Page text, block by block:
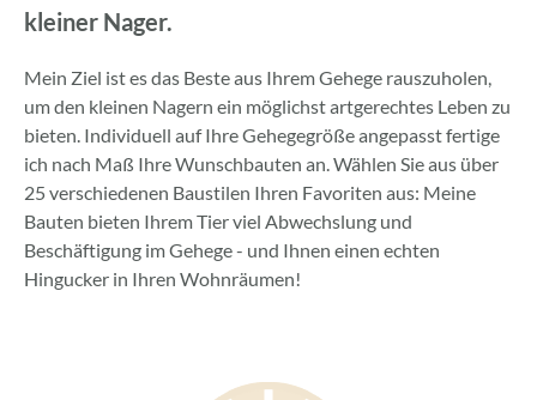
kleiner Nager.
Mein Ziel ist es das Beste aus Ihrem Gehege rauszuholen,
um den kleinen Nagern ein möglichst artgerechtes Leben zu
bieten. Individuell auf Ihre Gehegegröße angepasst fertige
ich nach Maß Ihre Wunschbauten an. Wählen Sie aus über
25 verschiedenen Baustilen Ihren Favoriten aus: Meine
Bauten bieten Ihrem Tier viel Abwechslung und
Beschäftigung im Gehege - und Ihnen einen echten
Hingucker in Ihren Wohnräumen!